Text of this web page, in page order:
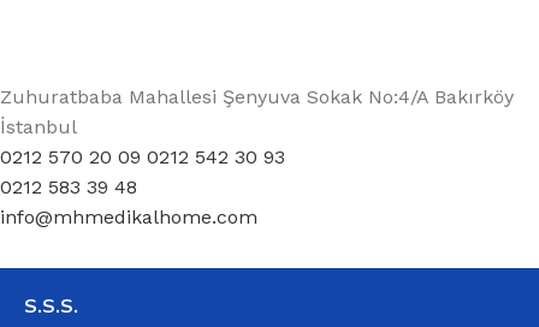
Zuhuratbaba Mahallesi Şenyuva Sokak No:4/A Bakırköy
İstanbul
0212 570 20 09 0212 542 30 93
0212 583 39 48
info@mhmedikalhome.com
S.S.S.